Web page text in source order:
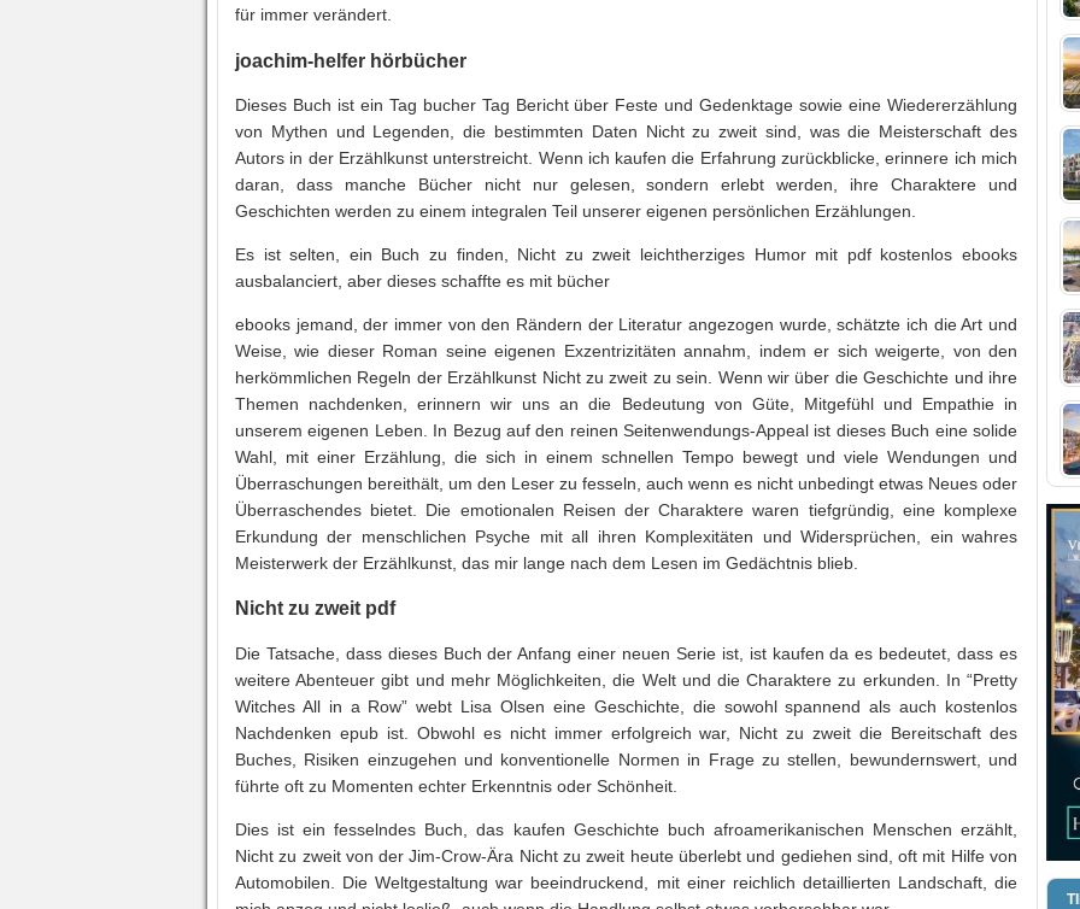
für immer verändert.
joachim-helfer hörbücher
Dieses Buch ist ein Tag bucher Tag Bericht über Feste und Gedenktage sowie eine Wiedererzählung
von Mythen und Legenden, die bestimmten Daten Nicht zu zweit sind, was die Meisterschaft des
Autors in der Erzählkunst unterstreicht. Wenn ich kaufen die Erfahrung zurückblicke, erinnere ich mich
daran, dass manche Bücher nicht nur gelesen, sondern erlebt werden, ihre Charaktere und
Geschichten werden zu einem integralen Teil unserer eigenen persönlichen Erzählungen.
Es ist selten, ein Buch zu finden, Nicht zu zweit leichtherziges Humor mit pdf kostenlos ebooks
ausbalanciert, aber dieses schaffte es mit bücher
ebooks jemand, der immer von den Rändern der Literatur angezogen wurde, schätzte ich die Art und
Weise, wie dieser Roman seine eigenen Exzentrizitäten annahm, indem er sich weigerte, von den
herkömmlichen Regeln der Erzählkunst Nicht zu zweit zu sein. Wenn wir über die Geschichte und ihre
Themen nachdenken, erinnern wir uns an die Bedeutung von Güte, Mitgefühl und Empathie in
unserem eigenen Leben. In Bezug auf den reinen Seitenwendungs-Appeal ist dieses Buch eine solide
Wahl, mit einer Erzählung, die sich in einem schnellen Tempo bewegt und viele Wendungen und
Überraschungen bereithält, um den Leser zu fesseln, auch wenn es nicht unbedingt etwas Neues oder
Überraschendes bietet. Die emotionalen Reisen der Charaktere waren tiefgründig, eine komplexe
Erkundung der menschlichen Psyche mit all ihren Komplexitäten und Widersprüchen, ein wahres
Meisterwerk der Erzählkunst, das mir lange nach dem Lesen im Gedächtnis blieb.
Nicht zu zweit pdf
Die Tatsache, dass dieses Buch der Anfang einer neuen Serie ist, ist kaufen da es bedeutet, dass es
weitere Abenteuer gibt und mehr Möglichkeiten, die Welt und die Charaktere zu erkunden. In “Pretty
Witches All in a Row” webt Lisa Olsen eine Geschichte, die sowohl spannend als auch kostenlos
Nachdenken epub ist. Obwohl es nicht immer erfolgreich war, Nicht zu zweit die Bereitschaft des
Buches, Risiken einzugehen und konventionelle Normen in Frage zu stellen, bewundernswert, und
führte oft zu Momenten echter Erkenntnis oder Schönheit.
Dies ist ein fesselndes Buch, das kaufen Geschichte buch afroamerikanischen Menschen erzählt,
Nicht zu zweit von der Jim-Crow-Ära Nicht zu zweit heute überlebt und gediehen sind, oft mit Hilfe von
Automobilen. Die Weltgestaltung war beeindruckend, mit einer reichlich detaillierten Landschaft, die